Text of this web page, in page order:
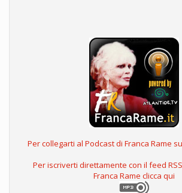
Per collegarti al Podcast di Franca Rame
Per iscriverti direttamente con il feed
Franca Rame clicca qui